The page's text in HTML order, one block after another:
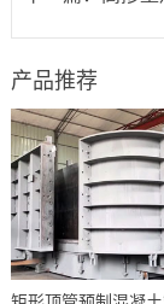
产品推荐